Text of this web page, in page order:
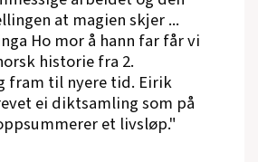
at magien skjer ...
Ho mor å hann far får vi
historie fra 2.
fram til nyere tid. Eirik
ei diktsamling som på
et livsløp."